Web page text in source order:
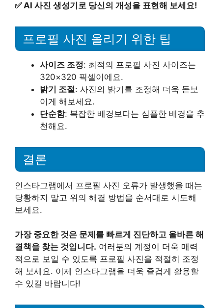
✅AI 사진 생성기로 당신의 개성을 표현해 보세요!
프로필 사진 올리기 위한 팁
사이즈 조정: 최적의 프로필 사진 사이즈는
320×320 픽셀이에요.
밝기 조절: 사진의 밝기를 조정해 더욱 돋보
이게 해보세요.
단순함: 복잡한 배경보다는 심플한 배경을 추
천해요.
결론
인스타그램에서 프로필 사진 오류가 발생했을 때는
당황하지 말고 위의 해결 방법을 순서대로 시도해
보세요.
가장 중요한 것은 문제를 빠르게 진단하고 올바른 해
결책을 찾는 것입니다. 여러분의 계정이 더욱 매력
적으로 보일 수 있도록 프로필 사진을 적절히 조정
해 보세요. 이제 인스타그램을 더욱 즐겁게 활용할
수 있길 바랍니다!